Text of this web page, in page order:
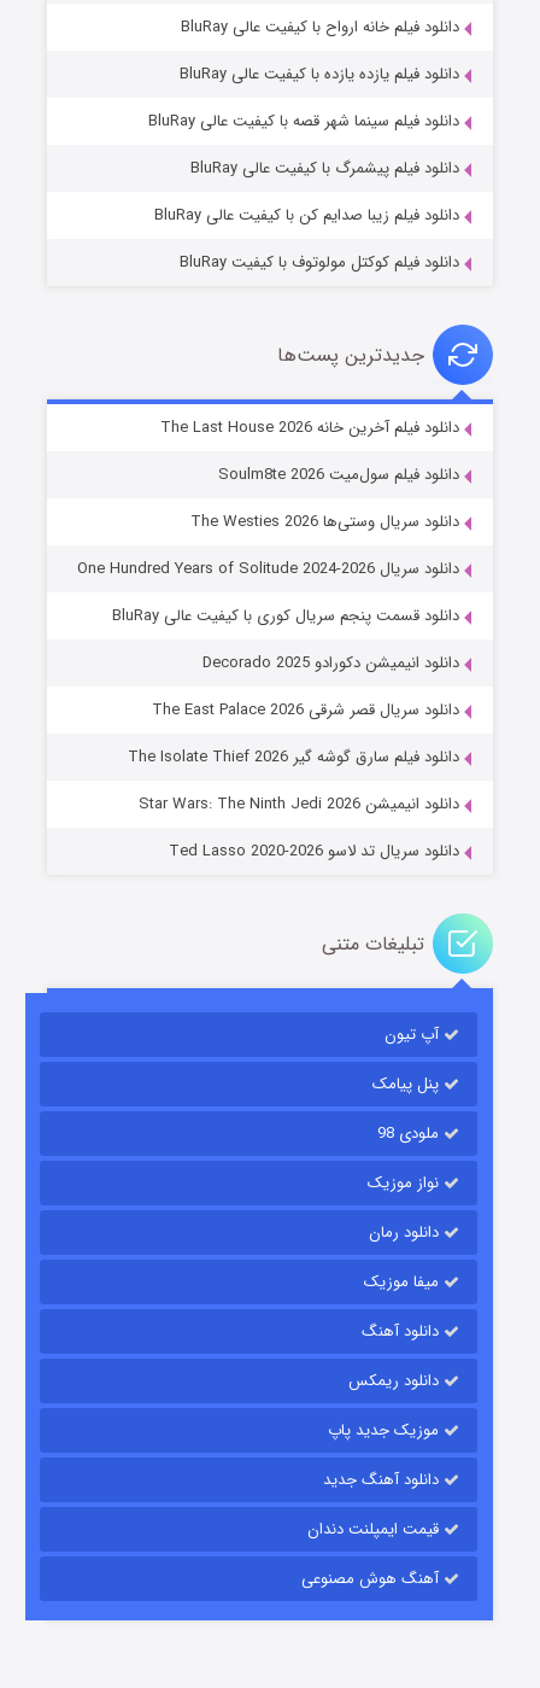
شوگر فصل ۲
خاندان اژدها فصل ۳
قسمت۶ (زیرنویس) منتشر شد
قسمت
دانلود فیلم خانه ارواح با کیفیت عالی BluRay
دانلود فیلم یازده یازده با کیفیت عالی BluRay
دانلود فیلم سینما شهر قصه با کیفیت عالی BluRay
دانلود فیلم پیشمرگ با کیفیت عالی BluRay
دانلود فیلم زیبا صدایم کن با کیفیت عالی BluRay
دانلود فیلم کوکتل مولوتوف با کیفیت BluRay
جدیدترین پست‌ها
دانلود فیلم آخرین خانه The Last House 2026
دانلود فیلم سول‌میت Soulm8te 2026
دانلود سریال وستی‌ها The Westies 2026
دانلود سریال One Hundred Years of Solitude 2024-2026
دانلود قسمت پنجم سریال کوری با کیفیت عالی BluRay
دانلود انیمیشن دکورادو Decorado 2025
دانلود سریال قصر شرقی The East Palace 2026
دانلود فیلم سارق گوشه گیر The Isolate Thief 2026
دانلود انیمیشن Star Wars: The Ninth Jedi 2026
دانلود سریال تد لاسو Ted Lasso 2020-2026
تبلیغات متنی
آپ تیون
پنل پیامک
ملودی 98
نواز موزیک
دانلود رمان
میفا موزیک
دانلود آهنگ
دانلود ریمکس
موزیک جدید پاپ
دانلود آهنگ جدید
قیمت ایمپلنت دندان
آهنگ هوش مصنوعی